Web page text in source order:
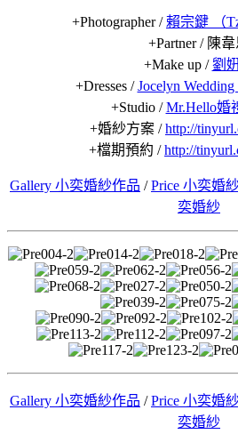
+Photographer /賴宗鍵 （
+Partner / 陳
+Make up /劉
+Dresses /Jocelyn
+Studio /Mr.Hello婚
+婚紗方案 /http://
+檔期預約 /http://
Gallery 小奕婚紗作品 /Price 小奕婚
奕婚紗
Gallery 小奕婚紗作品 /Price 小奕婚
奕婚紗